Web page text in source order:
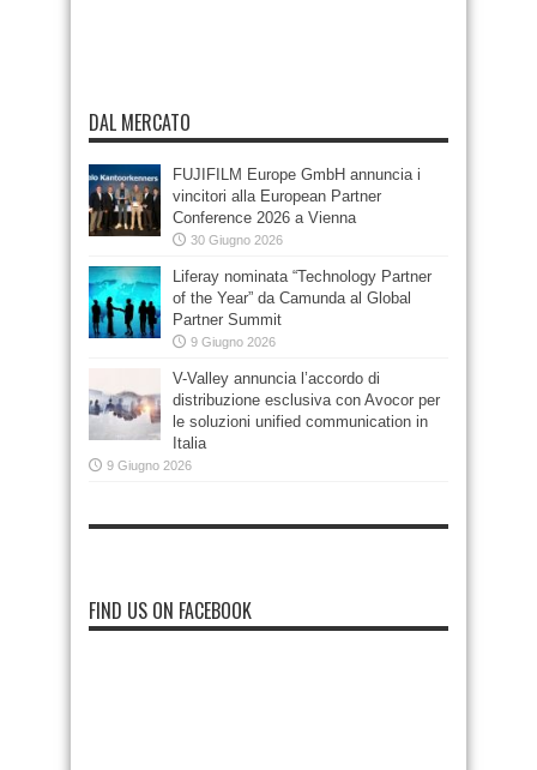
DAL MERCATO
FUJIFILM Europe GmbH annuncia i
vincitori alla European Partner
Conference 2026 a Vienna
30 Giugno 2026
Liferay nominata “Technology Partner
of the Year” da Camunda al Global
Partner Summit
9 Giugno 2026
V-Valley annuncia l’accordo di
distribuzione esclusiva con Avocor per
le soluzioni unified communication in
Italia
9 Giugno 2026
FIND US ON FACEBOOK